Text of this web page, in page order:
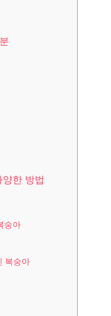
한 방법
숭아
복숭아